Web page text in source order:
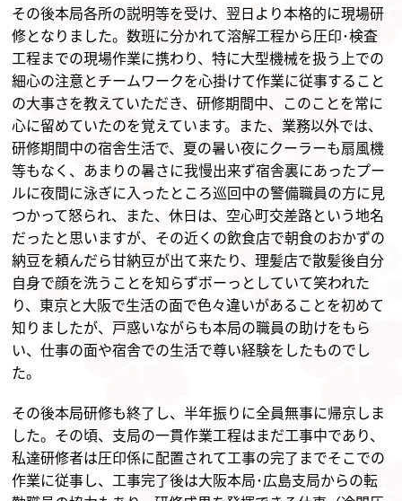
その後本局各所の説明等を受け、翌日より本格的に現場研
修となりました。数班に分かれて溶解工程から圧印･検査
工程までの現場作業に携わり、特に大型機械を扱う上での
細心の注意とチームワークを心掛けて作業に従事すること
の大事さを教えていただき、研修期間中、このことを常に
心に留めていたのを覚えています。また、業務以外では、
研修期間中の宿舎生活で、夏の暑い夜にクーラーも扇風機
等もなく、あまりの暑さに我慢出来ず宿舎裏にあったプー
ルに夜間に泳ぎに入ったところ巡回中の警備職員の方に見
つかって怒られ、また、休日は、空心町交差路という地名
だったと思いますが、その近くの飲食店で朝食のおかずの
納豆を頼んだら甘納豆が出て来たり、理髪店で散髪後自分
自身で顔を洗うことを知らずボーっとしていて笑われた
り、東京と大阪で生活の面で色々違いがあることを初めて
知りましたが、戸惑いながらも本局の職員の助けをもら
い、仕事の面や宿舎での生活で尊い経験をしたものでし
た。
その後本局研修も終了し、半年振りに全員無事に帰京しま
した。その頃、支局の一貫作業工程はまだ工事中であり、
私達研修者は圧印係に配置されて工事の完了までそこでの
作業に従事し、工事完了後は大阪本局･広島支局からの転